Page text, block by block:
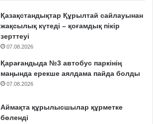
Қазақстандықтар Құрылтай сайлауынан
жақсылық күтеді – қоғамдық пікір
зерттеуі
07.08.2026
Қарағандыда №3 автобус паркінің
маңында ерекше аялдама пайда болды
07.08.2026
Аймақта құрылысшылар құрметке
бөленді